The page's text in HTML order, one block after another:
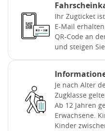
Ihr Zugticket
E-Mail
QR-Code an
und steigen
Je nach Alter
Zugklasse
Ab 12 Jahren
Erwachsene.
Kinder